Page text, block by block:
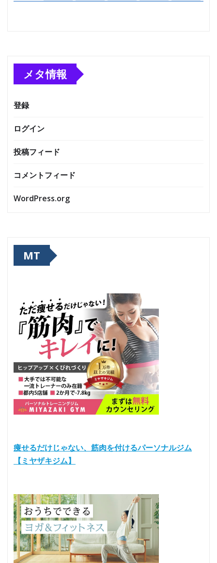
メタ情報
登録
ログイン
投稿フィード
コメントフィード
WordPress.org
MT
痩せるだけじゃない、筋肉を付けるパーソナルジム
【ミヤザキジム】